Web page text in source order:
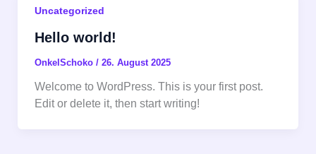
Uncategorized
Hello world!
OnkelSchoko / 26. August 2025
Welcome to WordPress. This is your first post.
Edit or delete it, then start writing!